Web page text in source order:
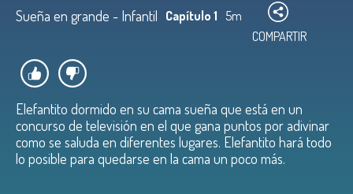
Sueña en grande - Infantil Capítulo 1 5m
COMPARTIR
Elefantito dormido en su cama sueña que está en un
concurso de televisión en el que gana puntos por adivinar
como se saluda en diferentes lugares. Elefantito hará todo
lo posible para quedarse en la cama un poco más.